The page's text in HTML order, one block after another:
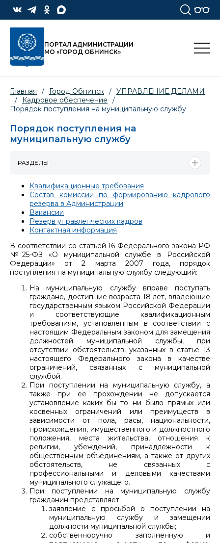
ПОРТАЛ АДМИНИСТРАЦИИ
МО «ГОРОД ОБНИНСК»
Главная / Город Обнинск / УПРАВЛЕНИЕ ДЕЛАМИ
/
Кадровое обеспечение
/
Порядок поступления на муниципальную службу
Порядок поступления на
муниципальную службу
Квалификационные требования
Состав комиссии по формированию кадрового
резерва в Администрации
Вакансии
Резерв управленческих кадров
Контактная информация
В соответствии со статьей 16 Федерального закона РФ
№25-ФЗ «О муниципальной службе в Российской
Федерации» от 2 марта 2007 года, порядок
поступления на муниципальную службу следующий:
На муниципальную службу вправе поступать
граждане, достигшие возраста 18 лет, владеющие
государственным языком Российской Федерации
и соответствующие квалификационным
требованиям, установленным в соответствии с
настоящим Федеральным законом для замещения
должностей муниципальной службы, при
отсутствии обстоятельств, указанных в статье 13
настоящего Федерального закона в качестве
ограничений, связанных с муниципальной
службой.
При поступлении на муниципальную службу, а
также при ее прохождении не допускается
установление каких бы то ни было прямых или
косвенных ограничений или преимуществ в
зависимости от пола, расы, национальности,
происхождения, имущественного и должностного
положения, места жительства, отношения к
религии, убеждений, принадлежности к
общественным объединениям, а также от других
обстоятельств, не связанных с
профессиональными и деловыми качествами
муниципального служащего.
При поступлении на муниципальную службу
гражданин представляет:
заявление с просьбой о поступлении на
муниципальную службу и замещении
должности муниципальной службы;
собственноручно заполненную и
РАЗДЕЛЫ